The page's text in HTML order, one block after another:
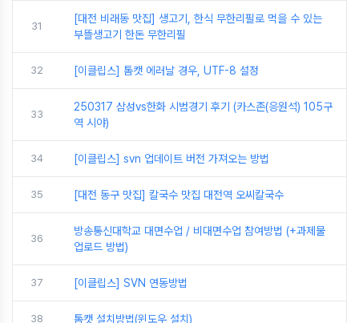
31
[대전 비래동 맛집] 생고기, 한식 무한리필로 먹을 수 있는
부뜰생고기 한돈 무한리필
32 [이클립스] 톰캣 에러날 경우, UTF-8 설정
33
250317 삼성vs한화 시범경기 후기 (카스존(응원석) 105구
역 시야)
34 [이클립스] svn 업데이트 버전 가져오는 방법
35 [대전 동구 맛집] 칼국수 맛집 대전역 오씨칼국수
36
방송통신대학교 대면수업 / 비대면수업 참여방법 (+과제물
업로드 방법)
37 [이클립스] SVN 연동방법
38 톰캣 설치방법(윈도우 설치)